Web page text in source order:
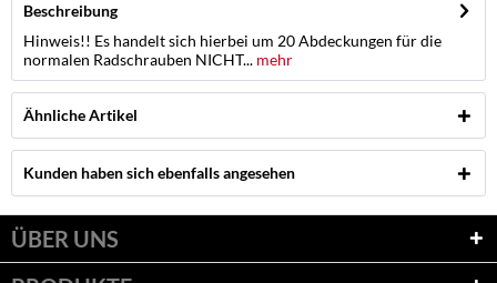
Beschreibung
Hinweis!! Es handelt sich hierbei um 20 Abdeckungen für die
normalen Radschrauben NICHT... mehr
Ähnliche Artikel
Kunden haben sich ebenfalls angesehen
ÜBER UNS